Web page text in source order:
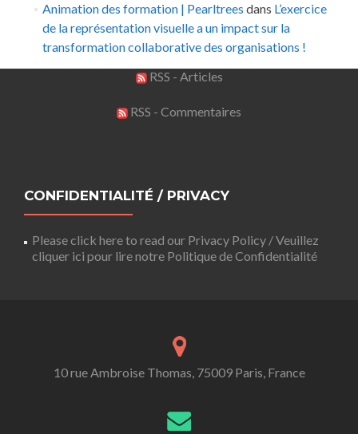
Animation des formation | Pearltrees dans L’exercice
de la représentation visuelle a un impact sur la
transformation collaborative des organisations !
RSS - Articles
RSS - Commentaires
CONFIDENTIALITÉ / PRIVACY
Please click here to read our Privacy Policy / Veuillez
cliquer ici pour lire notre Politique de Confidentialité
10 rue Ambroise Thomas, 75009 Paris, France